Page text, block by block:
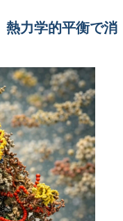
熱力学的平衡で消